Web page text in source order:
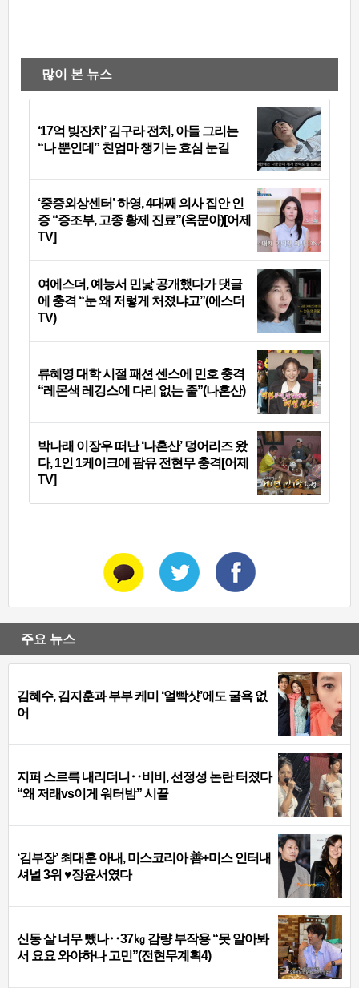
많이 본 뉴스
‘17억 빚잔치’ 김구라 전처, 아들 그리는
“나 뿐인데” 친엄마 챙기는 효심 눈길
‘중증외상센터’ 하영, 4대째 의사 집안 인
증 “증조부, 고종 황제 진료”(옥문아)[어제
TV]
여에스더, 예능서 민낯 공개했다가 댓글
에 충격 “눈 왜 저렇게 처졌냐고”(에스더
TV)
류혜영 대학 시절 패션 센스에 민호 충격
“레몬색 레깅스에 다리 없는 줄”(나혼산)
박나래 이장우 떠난 ‘나혼산’ 덩어리즈 왔
다, 1인 1케이크에 팜유 전현무 충격[어제
TV]
주요 뉴스
김혜수, 김지훈과 부부 케미 ‘얼빡샷’에도 굴욕 없
어
지퍼 스르륵 내리더니‥비비, 선정성 논란 터졌다
“왜 저래vs이게 워터밤” 시끌
‘김부장’ 최대훈 아내, 미스코리아 善+미스 인터내
셔널 3위 ♥장윤서였다
신동 살 너무 뺐나‥37㎏ 감량 부작용 “못 알아봐
서 요요 와야하나 고민”(전현무계획4)